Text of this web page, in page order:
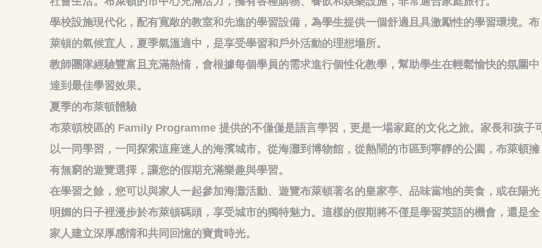
學校設施現代化，配有寬敞的教室和先進的學習設備，為學生提供一個舒適且具激勵性的學習環境。布
萊頓的氣候宜人，夏季氣溫適中，是享受學習和戶外活動的理想場所。
教師團隊經驗豐富且充滿熱情，會根據每個學員的需求進行個性化教學，幫助學生在輕鬆愉快的氛圍中
達到最佳學習效果。
夏季的布萊頓體驗
布萊頓校區的 Family Programme 提供的不僅僅是語言學習，更是一場家庭的文化之旅。家長和孩子
以一同學習，一同探索這座迷人的海濱城市。從海灘到博物館，從熱鬧的市區到寧靜的公園，布萊頓擁
有無窮的遊覽選擇，讓您的假期充滿樂趣與學習。
在學習之餘，您可以與家人一起參加海灘活動、遊覽布萊頓著名的皇家亭、品味當地的美食，或在陽光
明媚的日子裡漫步於布萊頓碼頭，享受城市的獨特魅力。這樣的假期將不僅是學習英語的機會，還是全
家人建立深厚感情和共同回憶的寶貴時光。